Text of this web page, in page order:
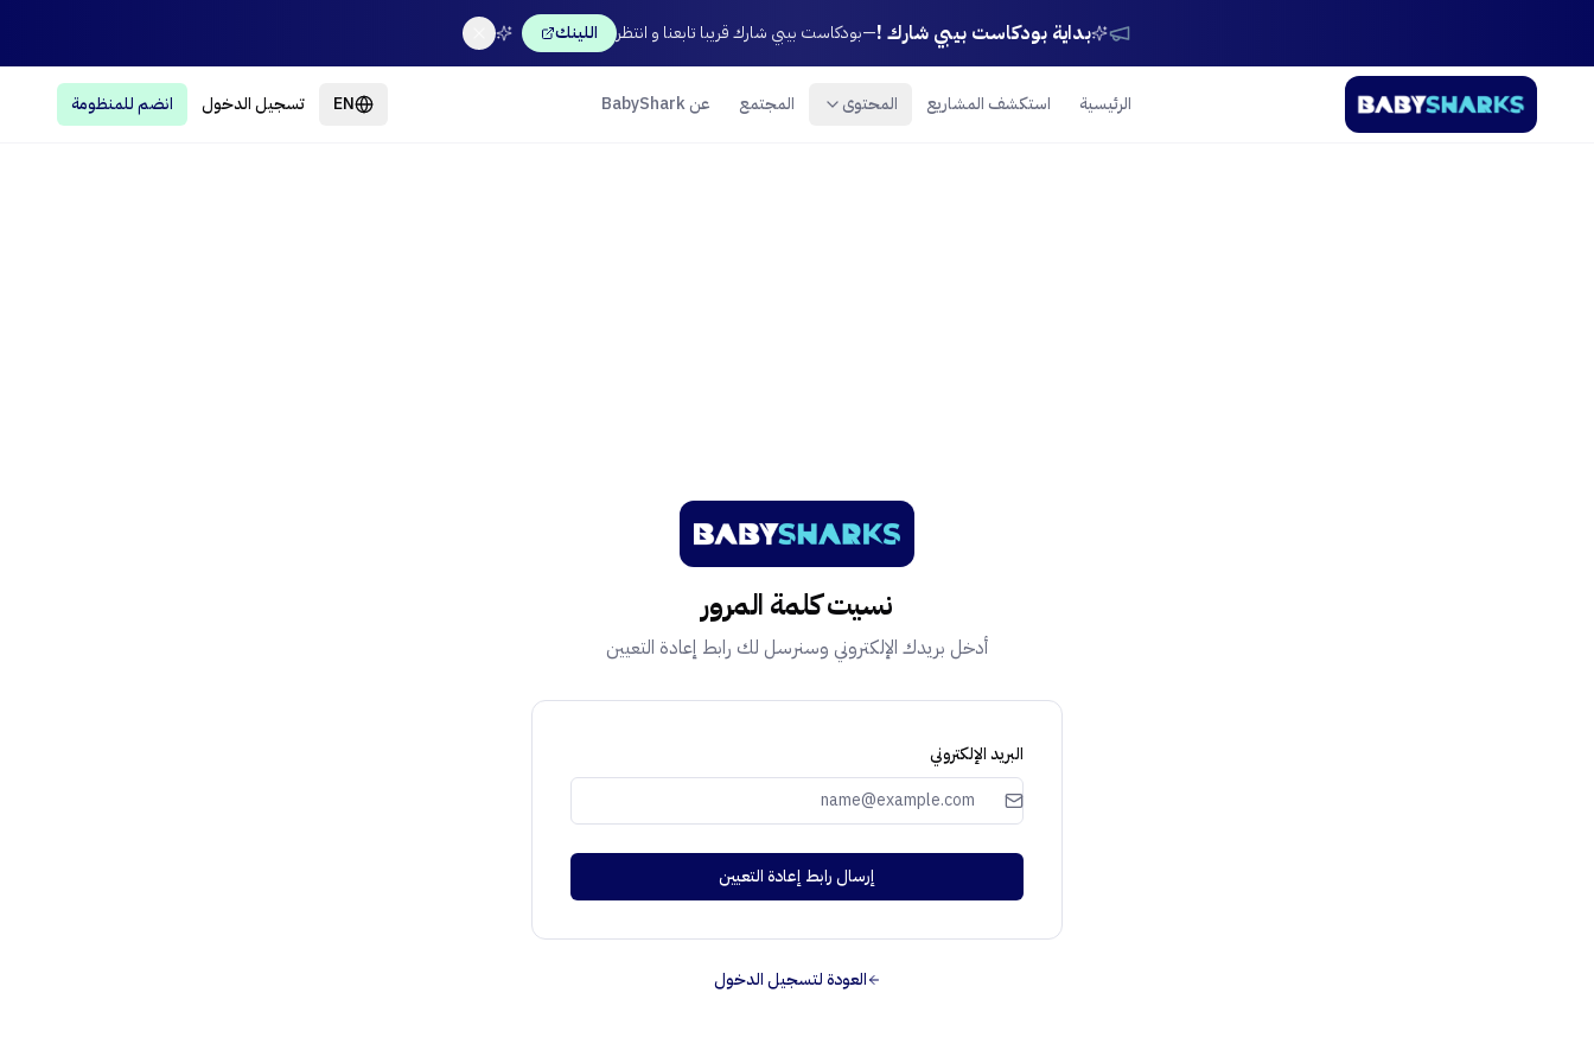
بداية بودكاست بيبي شارك !—بودكاست بيبي شارك قريبا تابعنا و انتظر اللينك
الرئيسية استكشف المشاريع المحتوى المجتمع عن BabyShark EN تسجيل الدخول انضم للمنظومة
نسيت كلمة المرور
أدخل بريدك الإلكتروني وسنرسل لك رابط إعادة التعيين
البريد الإلكتروني
إرسال رابط إعادة التعيين
العودة لتسجيل الدخول